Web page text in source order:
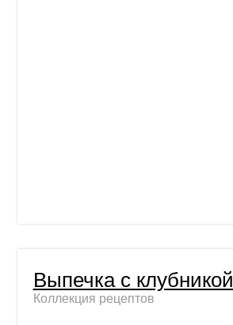
Выпечка с клубникой
Коллекция рецептов